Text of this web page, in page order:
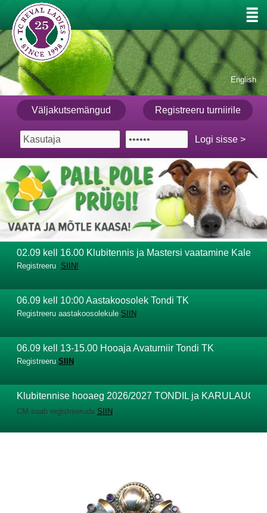
Väljakutsemängud Registreeru turniirile
02.09 kell 16.00 Klubitennis ja Mastersi vaatamine Kalevi
Registreeru SIIN!
06.09 kell 10:00 Aastakoosolek Tondi TK
Registreeru aastakoosolekule SIIN
06.09 kell 13-15.00 Hooaja Avaturniir Tondi TK
Registreeru SIIN
Klubitennise hooaeg 2026/2027 TONDIL ja
CM saab registreeruda SIIN
Soojendus-ja venitusharjutusi vaata SIIT.
English